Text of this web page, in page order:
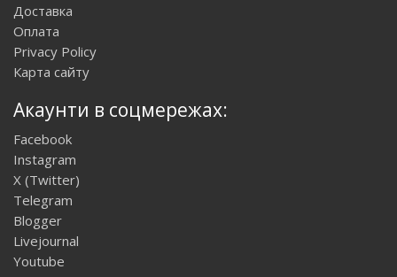
Доставка
Оплата
Privacy Policy
Карта сайту
Акаунти в соцмережах:
Facebook
Instagram
X (Twitter)
Telegram
Blogger
Livejournal
Youtube